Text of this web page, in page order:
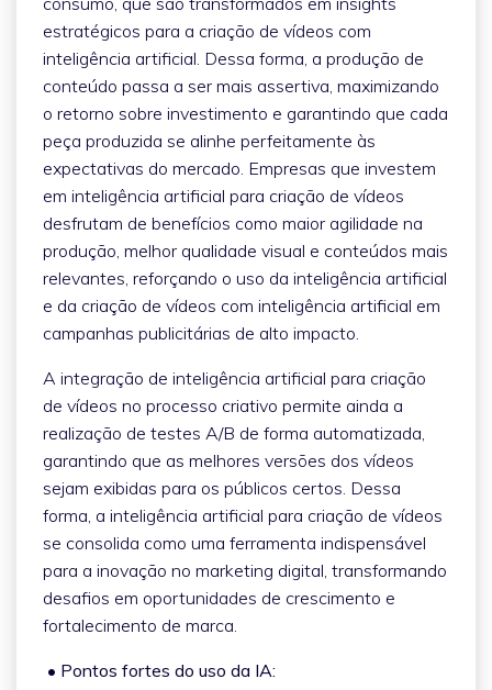
estratégicos para a criação de vídeos com
inteligência artificial. Dessa forma, a produção de
conteúdo passa a ser mais assertiva, maximizando
o retorno sobre investimento e garantindo que cada
peça produzida se alinhe perfeitamente às
expectativas do mercado. Empresas que investem
em inteligência artificial para criação de vídeos
desfrutam de benefícios como maior agilidade na
produção, melhor qualidade visual e conteúdos mais
relevantes, reforçando o uso da inteligência artificial
e da criação de vídeos com inteligência artificial em
campanhas publicitárias de alto impacto.
A integração de inteligência artificial para criação
de vídeos no processo criativo permite ainda a
realização de testes A/B de forma automatizada,
garantindo que as melhores versões dos vídeos
sejam exibidas para os públicos certos. Dessa
forma, a inteligência artificial para criação de vídeos
se consolida como uma ferramenta indispensável
para a inovação no marketing digital, transformando
desafios em oportunidades de crescimento e
fortalecimento de marca.
• Pontos fortes do uso da IA: